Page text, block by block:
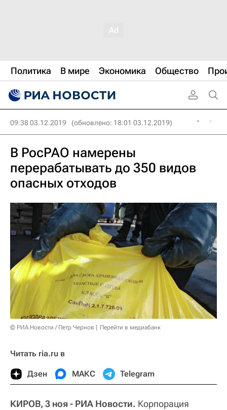
Политика В мире Экономика Общество
09:38 03.12.2019 (обновлено: 18:01 03.12.2019)
В РосРАО намерены
перерабатывать до 350 видов
опасных отходов
© РИА Новости / Петр Чернов Перейти в медиабанк
Читать ria.ru в
Дзен МАКС Telegram
КИРОВ, 3 ноя - РИА Новости. Корпорация